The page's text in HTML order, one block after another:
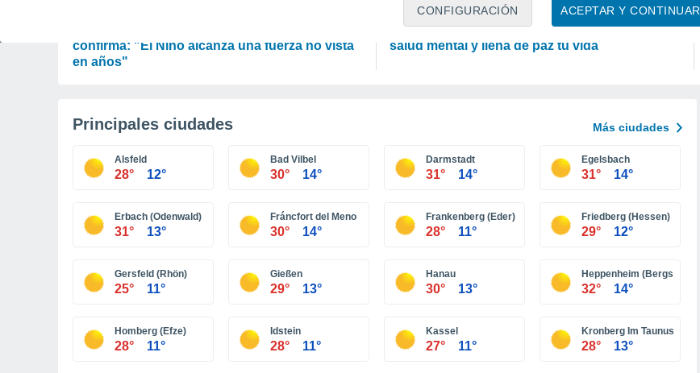
ACEPTAR Y CONTINUAR
CONFIGURACIÓN
confirma: "El Niño alcanza una fuerza no vista
en años"
ACTUALIDAD
Poder felino: formas en que un gato mejora la
salud mental y llena de paz tu vida
Principales ciudades Más ciudades
Alsfeld
28° 12°
Bad Vilbel
30° 14°
Darmstadt
31° 14°
Egelsbach
31° 14°
Erbach (Odenwald)
31° 13°
Fráncfort del Meno
30° 14°
Frankenberg (Eder)
28° 11°
Friedberg (Hessen)
29° 12°
Gersfeld (Rhön)
25° 11°
Gießen
29° 13°
Hanau
30° 13°
Heppenheim (Bergstraße)
32° 14°
Homberg (Efze)
28° 11°
Idstein
28° 11°
Kassel
27° 11°
Kronberg Im Taunus
28° 13°